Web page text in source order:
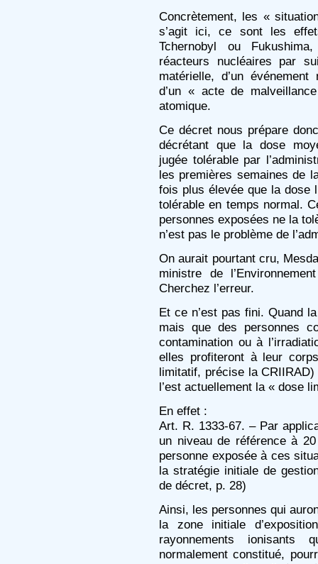
Concrètement, les «
s’agit ici, ce sont les
Tchernobyl ou
réacteurs nucléaires par
matérielle, d’un
d’un « acte de
atomique.
Ce décret nous prépare
décrétant que la dose
jugée tolérable par
les premières semaines de
fois plus élevée que la dose
tolérable en temps normal.
personnes exposées ne la
n’est pas le problème de
On aurait pourtant cru,
ministre de
Cherchez l’erreur.
Et ce n’est pas fini. Quand
mais que des personnes
contamination ou à
elles profiteront à leur
limitatif, précise la
l’est actuellement la « dose
En effet :
Art. R. 1333-67. – Par
un niveau de référence à
personne exposée à ces
la stratégie initiale de
de décret, p. 28)
Ainsi, les personnes qui
la zone initiale
rayonnements ionisants
normalement constitué,